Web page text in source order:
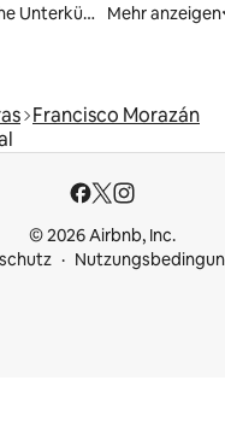
Haustierfreundliche Unterkünfte
Mehr anzeigen
Francisco Morazán
© 2026 Airbnb, Inc.